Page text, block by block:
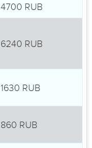
4700 RUB
6240 RUB
1630 RUB
860 RUB